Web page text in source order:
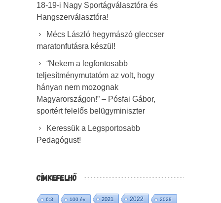
18-19-i Nagy Sportágválasztóra és
Hangszerválasztóra!
Mécs László hegymászó gleccser
maratonfutásra készül!
“Nekem a legfontosabb
teljesítménymutatóm az volt, hogy
hányan nem mozognak
Magyarországon!” – Pósfai Gábor,
sportért felelős belügyminiszter
Keressük a Legsportosabb
Pedagógust!
CÍMKEFELHŐ
6:3 100 év 2021 2022 2028